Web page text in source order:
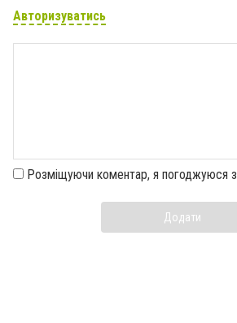
Авторизуватись
Розміщуючи коментар, я погоджуюся з
Додати